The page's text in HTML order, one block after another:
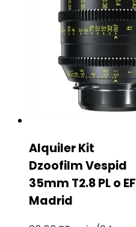
Alquiler Kit
Dzoofilm Vespid
35mm T2.8 PL o EF
Madrid